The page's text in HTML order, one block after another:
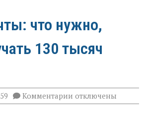
что нужно,
130 тысяч
59 Комментарии к
записи
отключены